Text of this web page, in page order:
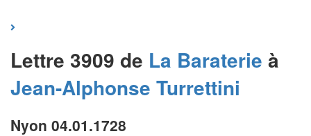
Lettre 3909 de La Baraterie à
Jean-Alphonse Turrettini
Nyon 04.01.1728